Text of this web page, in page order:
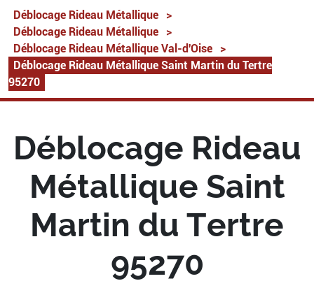
Déblocage Rideau Métallique
>
Déblocage Rideau Métallique
>
Déblocage Rideau Métallique Val-d'Oise
>
Déblocage Rideau Métallique Saint Martin du Tertre
95270
Déblocage Rideau
Métallique Saint
Martin du Tertre
95270